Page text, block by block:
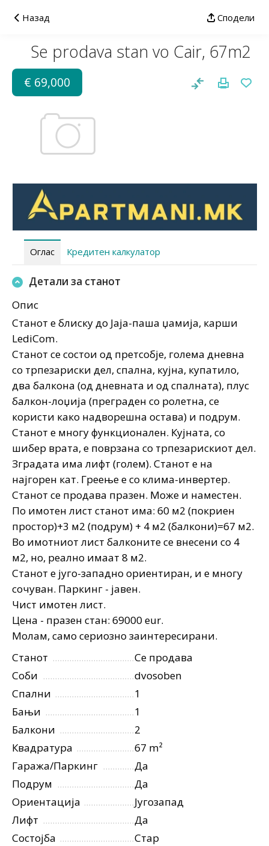
Назад Сподели
Se prodava stan vo Cair, 67m2
€ 69,000
Оглас Кредитен калкулатор
Детали за станот
Опис
Станот е блиску до Јаја-паша џамија, карши
LediCom.
Станот се состои од претсобје, голема дневна
со трпезариски дел, спална, кујна, купатило,
два балкона (од дневната и од спалната), плус
балкон-лоџија (преграден со ролетна, се
користи како надворешна остава) и подрум.
Станот е многу функционален. Кујната, со
шибер врата, е поврзана со трпезарискиот дел.
Зградата има лифт (голем). Станот е на
најгорен кат. Греење е со клима-инвертер.
Станот се продава празен. Може и наместен.
По имотен лист станот има: 60 м2 (покриен
простор)+3 м2 (подрум) + 4 м2 (балкони)=67 м2.
Во имотниот лист балконите се внесени со 4
м2, но, реално имаат 8 м2.
Станот е југо-западно ориентиран, и е многу
сочуван. Паркинг - јавен.
Чист имотен лист.
Цена - празен стан: 69000eur.
Молам, само сериозно заинтересирани.
Станот
Се продава
Соби
dvosoben
Спални
1
Бањи
1
Балкони
2
Квадратура
67 m²
Гаража/Паркинг
Да
Подрум
Да
Ориентација
Југозапад
Лифт
Да
Состојба
Стар